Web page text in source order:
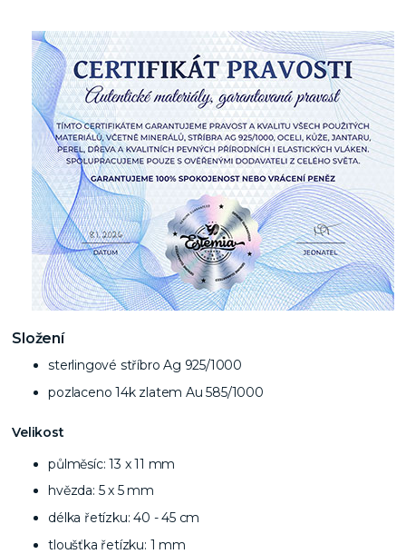
Složení
sterlingové stříbro Ag 925/1000
pozlaceno 14k zlatem Au 585/1000
Velikost
půlměsíc: 13 x 11 mm
hvězda: 5 x 5 mm
délka řetízku: 40 - 45 cm
tloušťka řetízku: 1 mm